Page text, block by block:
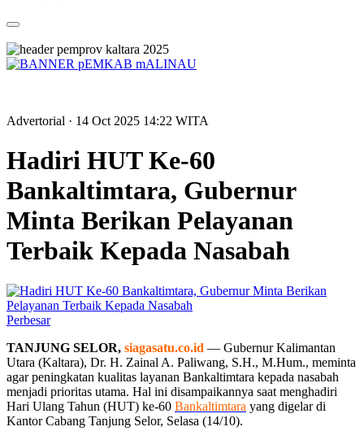
Advertorial · 14 Oct 2025 14:22 WITA
Hadiri HUT Ke-60
Bankaltimtara, Gubernur
Minta Berikan Pelayanan
Terbaik Kepada Nasabah
Perbesar
TANJUNG SELOR, siagasatu.co.id — Gubernur Kalimantan
Utara (Kaltara), Dr. H. Zainal A. Paliwang, S.H., M.Hum., meminta
agar peningkatan kualitas layanan Bankaltimtara kepada nasabah
menjadi prioritas utama. Hal ini disampaikannya saat menghadiri
Hari Ulang Tahun (HUT) ke-60 Bankaltimtara yang digelar di
Kantor Cabang Tanjung Selor, Selasa (14/10).